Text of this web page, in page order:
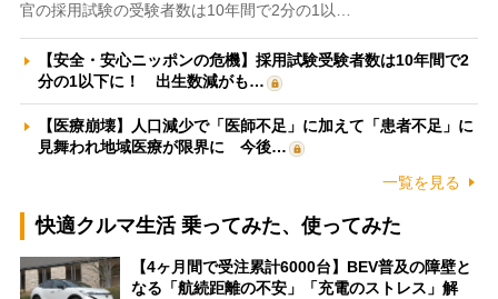
官の採用試験の受験者数は10年間で2分の1以…
【安全・安心ニッポンの危機】採用試験受験者数は10年間で2
分の1以下に！ 出生数減がも…
【医療崩壊】人口減少で「医師不足」に加えて「患者不足」に
見舞われ地域医療が限界に 今後…
一覧を見る
快適クルマ生活 乗ってみた、使ってみた
【4ヶ月間で受注累計6000台】BEV普及の障壁と
なる「航続距離の不安」「充電のストレス」解